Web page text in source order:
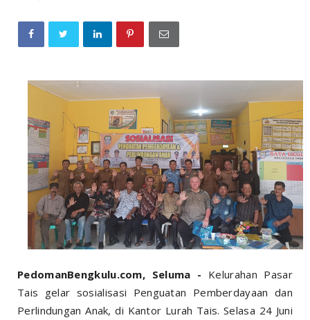
PedomanBengkulu.com, Seluma - Kelurahan Pasar
Tais gelar sosialisasi Penguatan Pemberdayaan dan
Perlindungan Anak, di Kantor Lurah Tais. Selasa 24 Juni